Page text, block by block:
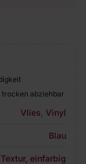
trocken abziehbar
Vlies Vinyl
Blau
Textur, einfarbig